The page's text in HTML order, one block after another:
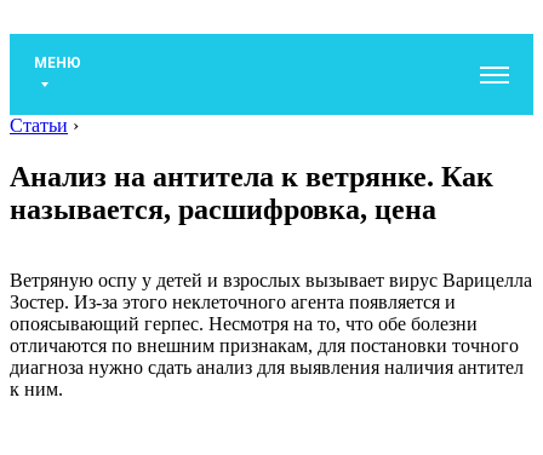
МЕНЮ
Статьи ›
Анализ на антитела к ветрянке. Как
называется, расшифровка, цена
Ветряную оспу у детей и взрослых вызывает вирус Варицелла
Зостер. Из-за этого неклеточного агента появляется и
опоясывающий герпес. Несмотря на то, что обе болезни
отличаются по внешним признакам, для постановки точного
диагноза нужно сдать анализ для выявления наличия антител
к ним.